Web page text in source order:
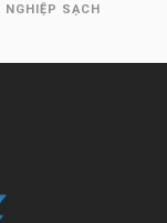
NGHIỆP SẠCH